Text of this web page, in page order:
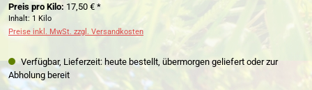
Preis pro Kilo: 17,50 € *
Inhalt: 1 Kilo
Preise inkl. MwSt. zzgl. Versandkosten
Verfügbar, Lieferzeit: heute bestellt, übermorgen geliefert oder zur
Abholung bereit